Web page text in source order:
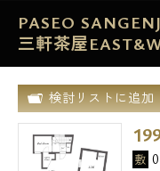
PASEO
三軒茶屋
検討リストに追加
敷